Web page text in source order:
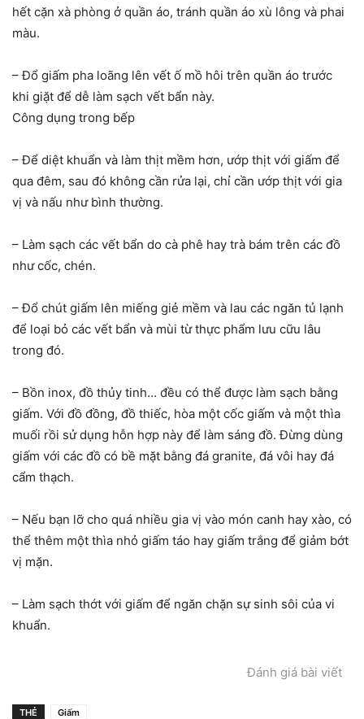
hết cặn xà phòng ở quần áo, tránh quần áo xù lông và phai
màu.
– Đổ giấm pha loãng lên vết ố mồ hôi trên quần áo trước
khi giặt để dễ làm sạch vết bẩn này.
Công dụng trong bếp
– Để diệt khuẩn và làm thịt mềm hơn, ướp thịt với giấm để
qua đêm, sau đó không cần rửa lại, chỉ cần ướp thịt với gia
vị và nấu như bình thường.
– Làm sạch các vết bẩn do cà phê hay trà bám trên các đồ
như cốc, chén.
– Đổ chút giấm lên miếng giẻ mềm và lau các ngăn tủ lạnh
để loại bỏ các vết bẩn và mùi từ thực phẩm lưu cữu lâu
trong đó.
– Bồn inox, đồ thủy tinh… đều có thể được làm sạch bằng
giấm. Với đồ đồng, đồ thiếc, hòa một cốc giấm và một thìa
muối rồi sử dụng hỗn hợp này để làm sáng đồ. Đừng dùng
giấm với các đồ có bề mặt bằng đá granite, đá vôi hay đá
cẩm thạch.
– Nếu bạn lỡ cho quá nhiều gia vị vào món canh hay xào, có
thể thêm một thìa nhỏ giấm táo hay giấm trắng để giảm bớt
vị mặn.
– Làm sạch thớt với giấm để ngăn chặn sự sinh sôi của vi
khuẩn.
Đánh giá bài viết
THẺ Giấm